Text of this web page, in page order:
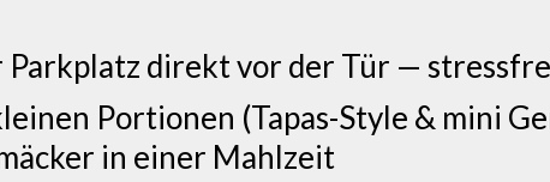
direkt vor der Tür —
Portionen (Tapas-Style & mini
in einer Mahlzeit